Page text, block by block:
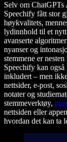
Selv om ChatGPTs
Speechify fått stor
høykvalitets,
lydinnhold til et
avanserte
nyanser og
stemmene er
Speechify kan
inkludert – men
nettsider, e-post,
notater og
stemmeverktøy,
nettsiden eller
hvordan det kan ta